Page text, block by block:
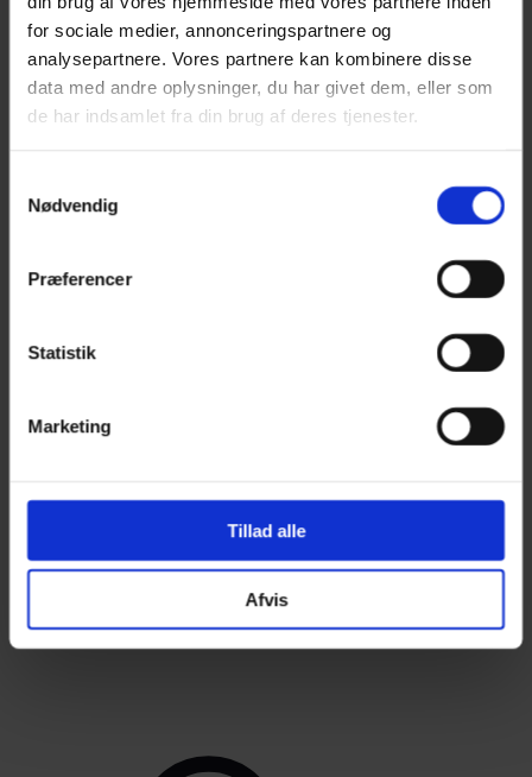
for sociale medier, annonceringspartnere og
analysepartnere. Vores partnere kan kombinere disse
data med andre oplysninger, du har givet dem, eller som
de har indsamlet fra din brug af deres tjenester.
Nødvendig
Præferencer
Statistik
Marketing
Tillad alle
Afvis
Hesten, pigen og
Snottrolden, er det
blevet mine pigers
yndlingslæsning. De er 4
og 7 år gamle.
fra malebogen